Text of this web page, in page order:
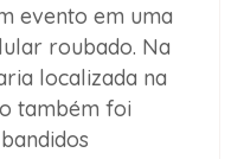
evento em uma
roubado. Na
localizada na
também foi